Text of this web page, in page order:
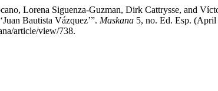
Lorena Siguenza-Guzman, Dirk Cattrysse, and
Bautista Vázquez’”. Maskana 5, no. Ed. Esp. (April
article/view/738.